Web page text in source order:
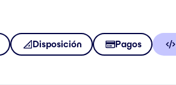
Disposición Pagos